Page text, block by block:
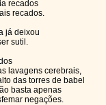
recados
recados.
já deixou
sutil.
lavagens cerebrais,
das torres de babel
basta apenas
negações.